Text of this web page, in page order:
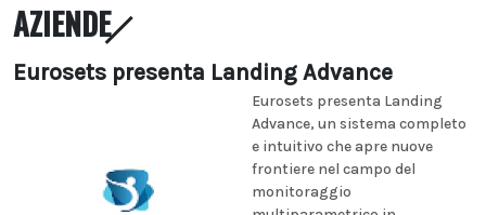
AZIENDE
Eurosets presenta Landing Advance
Eurosets presenta Landing
Advance, un sistema completo
e intuitivo che apre nuove
frontiere nel campo del
monitoraggio